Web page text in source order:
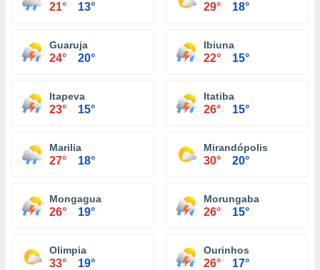
21° 13° 29° 18°
Guaruja
24° 20°
Ibiuna
22° 15°
Itapeva
23° 15°
Itatiba
26° 15°
Marilia
27° 18°
Mirandópolis
30° 20°
Mongagua
26° 19°
Morungaba
26° 15°
Olimpia
33° 19°
Ourinhos
26° 17°